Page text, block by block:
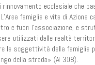
ecclesiale che
famiglia e vita di
e fuori l’associazione, e
utilizzati dalle realtà
la soggettività della famiglia
della strada» (Al 308).